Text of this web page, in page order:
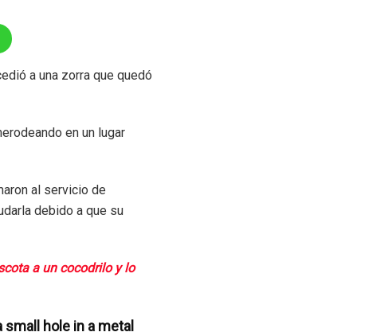
a una zorra que quedó
en un lugar
al servicio de
debido a que su
a un cocodrilo y lo
hole in a metal